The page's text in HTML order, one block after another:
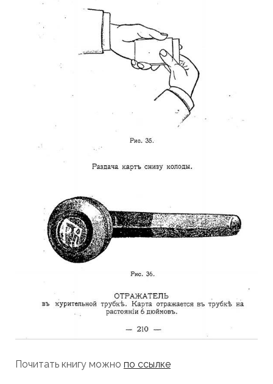
Почитать книгу можно по ссылке